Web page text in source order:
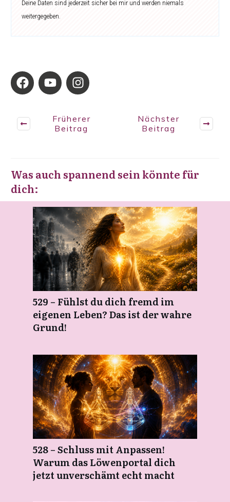
Deine Daten sind jederzeit sicher bei mir und werden niemals
weitergegeben.
Früherer
Beitrag
Nächster
Beitrag
Was auch spannend sein könnte für
dich:
529 – Fühlst du dich fremd im
eigenen Leben? Das ist der wahre
Grund!
528 – Schluss mit Anpassen!
Warum das Löwenportal dich
jetzt unverschämt echt macht